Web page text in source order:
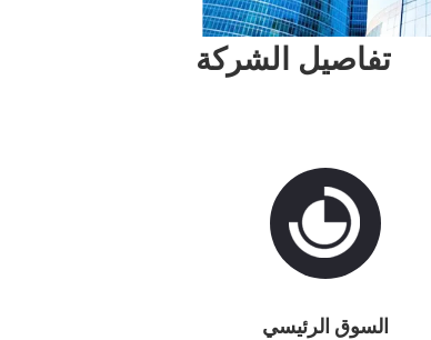
تفاصيل الشركة
السوق الرئيسي